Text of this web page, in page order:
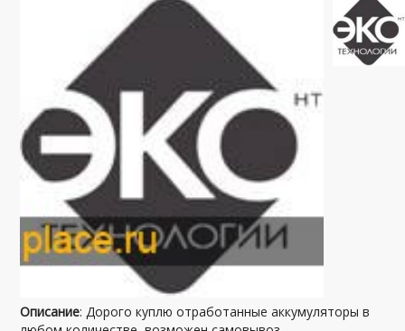
Описание: Дорого куплю отработанные аккумуляторы в